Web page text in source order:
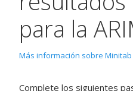
para la
Más información sobre Minitab
Complete los siguientes